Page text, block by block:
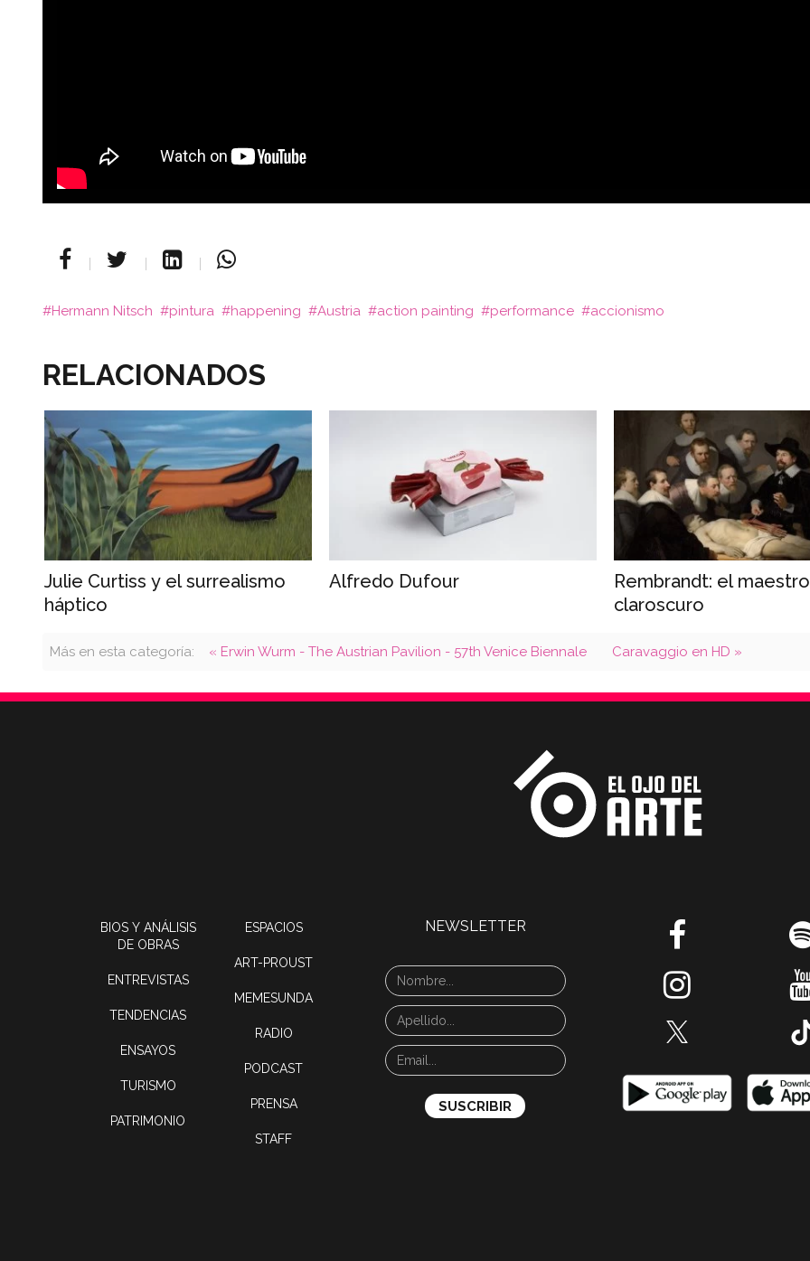
Hermann Nitsch pintura happening Austria action painting performance accionismo
RELACIONADOS
Julie Curtiss y el surrealismo
háptico
Alfredo Dufour
Rembrandt: el
claroscuro
Más en esta categoría: « Erwin Wurm - The Austrian Pavilion - 57th Venice Biennale Caravaggio en HD »
BIOS Y ANÁLISIS
DE OBRAS
ENTREVISTAS
TENDENCIAS
ENSAYOS
TURISMO
PATRIMONIO
ESPACIOS
ART-PROUST
MEMESUNDA
RADIO
PODCAST
PRENSA
STAFF
NEWSLETTER